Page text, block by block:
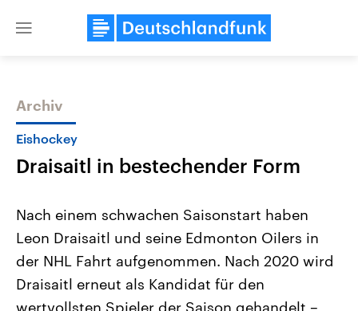
Close
Themen
Landtagswahl Sachsen-Anhalt
2026
Alle Informationen
USA
Aktuelle Beiträge,
Hintergründe
Archiv
Eishockey
Draisaitl in bestechender Form
Nach einem schwachen Saisonstart haben
Leon Draisaitl und seine Edmonton Oilers in
der NHL Fahrt aufgenommen. Nach 2020 wird
Draisaitl erneut als Kandidat für den
wertvollsten Spieler der Saison gehandelt –